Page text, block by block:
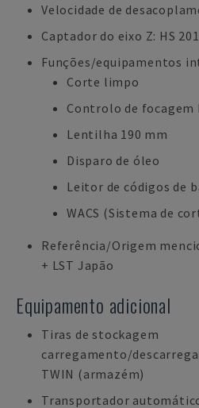
Velocidade de
Captador do eixo Z: HS
Funções/equipamentos
Corte limpo
Controlo de focagem
Lentilha 190 mm
Disparo de óleo
Leitor de códigos de
WACS (Sistema de
Referência/Origem
+ LST Japão
Equipamento adicional
Tiras de stockagem
carregamento/
TWIN (armazém)
Transportador